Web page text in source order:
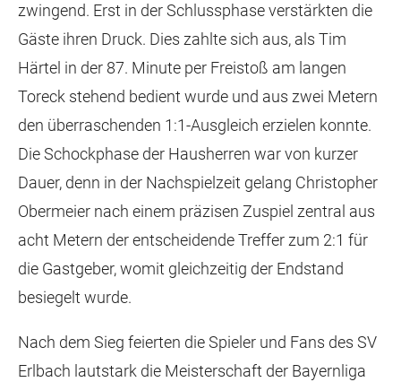
zwingend. Erst in der Schlussphase verstärkten die
Gäste ihren Druck. Dies zahlte sich aus, als Tim
Härtel in der 87. Minute per Freistoß am langen
Toreck stehend bedient wurde und aus zwei Metern
den überraschenden 1:1-Ausgleich erzielen konnte.
Die Schockphase der Hausherren war von kurzer
Dauer, denn in der Nachspielzeit gelang Christopher
Obermeier nach einem präzisen Zuspiel zentral aus
acht Metern der entscheidende Treffer zum 2:1 für
die Gastgeber, womit gleichzeitig der Endstand
besiegelt wurde.
Nach dem Sieg feierten die Spieler und Fans des SV
Erlbach lautstark die Meisterschaft der Bayernliga